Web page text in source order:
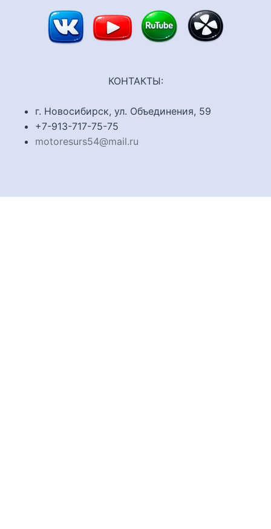
КОНТАКТЫ:
г. Новосибирск, ул. Объединения, 59
+7-913-717-75-75
motoresurs54@mail.ru